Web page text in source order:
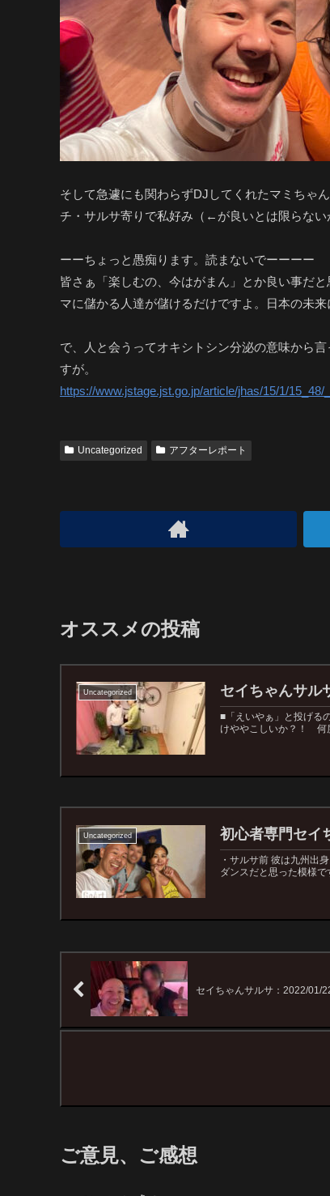
そして急遽にも関わらずDJしてくれたマミちゃ
チ・サルサ寄りで私好み（←が良いとは限らな
ーーちょっと愚痴ります。読まないでーーーー
皆さぁ「楽しむの、今はがまん」とか良い事
マに儲かる人達が儲けるだけですよ。日本の未来
で、人と会うってオキシトシン分泌の意味から
すが。
https://www.jstage.jst.go.jp/article/jhas/15/1/15_48/
Uncategorized アフターレポート
オススメの投稿
Uncategorized セイちゃんサ
■「えいやぁ」と投げる
けややこしいか？！ 何
Uncategorized 初心者専門セイ
・サルサ前 彼は九州出
ダンスだと思った模様
セイちゃんサルサ：2022/01/
ご意見、ご感想